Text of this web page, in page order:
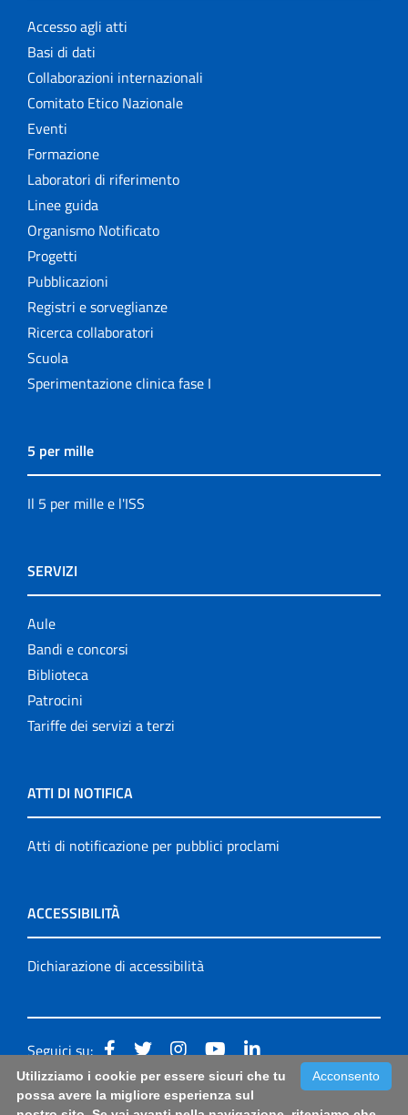
Accesso agli atti
Basi di dati
Collaborazioni internazionali
Comitato Etico Nazionale
Eventi
Formazione
Laboratori di riferimento
Linee guida
Organismo Notificato
Progetti
Pubblicazioni
Registri e sorveglianze
Ricerca collaboratori
Scuola
Sperimentazione clinica fase I
5 per mille
Il 5 per mille e l'ISS
SERVIZI
Aule
Bandi e concorsi
Biblioteca
Patrocini
Tariffe dei servizi a terzi
ATTI DI NOTIFICA
Atti di notificazione per pubblici proclami
ACCESSIBILITÀ
Dichiarazione di accessibilità
Seguici su:
Accessibilità: form di segnalazione di prima istanza per
Acconsento
Utilizziamo i cookie per essere sicuri che tu
possa avere la migliore esperienza sul